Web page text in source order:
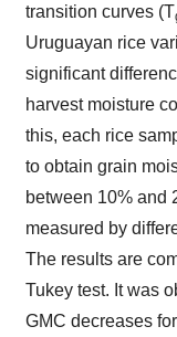
transition curves (T
Uruguayan rice
significant
harvest moisture
this, each rice
to obtain grain
between 10% and
measured by
The results are
Tukey test. It was
GMC decreases